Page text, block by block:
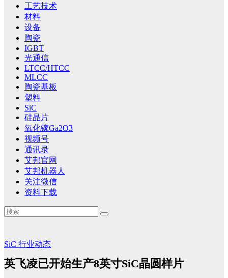
工艺技术
材料
设备
陶瓷
IGBT
光通信
LTCC/HTCC
MLCC
陶瓷基板
塑料
SiC
硅晶片
氧化镓Ga2O3
视频号
通讯录
艾邦官网
艾邦机器人
关注微信
资料下载
SiC 行业动态
英飞凌已开始生产8英寸SiC晶圆样片